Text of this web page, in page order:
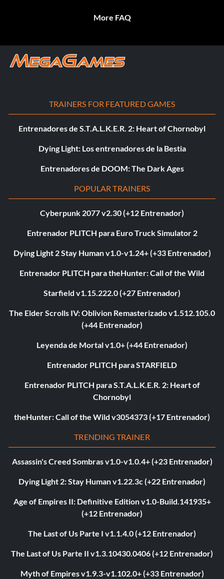
More FAQ
TRAINERS FOR FEATURED GAMES
Entrenadores de S.T.A.L.K.E.R. 2: Heart of Chornobyl
Dying Light: Los entrenadores de la Bestia
Entrenadores de DOOM: The Dark Ages
POPULAR TRAINERS
Cyberpunk 2077 v2.30 (+12 Entrenador)
Entrenador PLITCH para Euro Truck Simulator 2
Dying Light 2 Stay Human v1.0-v1.24+ (+33 Entrenador)
Entrenador PLITCH para theHunter: Call of the Wild
Starfield v1.15.222.0 (+27 Entrenador)
The Elder Scrolls IV: Oblivion Remasterizado v1.512.105.0
(+44 Entrenador)
Leyenda de Mortal v1.0+ (+44 Entrenador)
Entrenador PLITCH para STARFIELD
Entrenador PLITCH para S.T.A.L.K.E.R. 2: Heart of
Chornobyl
theHunter: Call of the Wild v3054373 (+17 Entrenador)
TRENDING TRAINER
Assassin's Creed Sombras v1.0-v1.0.4+ (+23 Entrenador)
Dying Light 2: Stay Human v1.22.3c (+22 Entrenador)
Age of Empires II: Definitive Edition v1.0-Build.141935+
(+12 Entrenador)
The Last of Us Parte I v1.1.4.0 (+12 Entrenador)
The Last of Us Parte II v1.3.10430.0406 (+12 Entrenador)
Myth of Empires v1.9.3-v1.102.0+ (+33 Entrenador)